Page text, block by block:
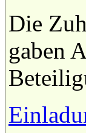
Die
gaben